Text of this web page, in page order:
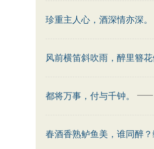
珍重主人心，酒深情亦深。
风前横笛斜吹雨，醉里簪花
都将万事，付与千钟。 ——
春酒香熟鲈鱼美，谁同醉？